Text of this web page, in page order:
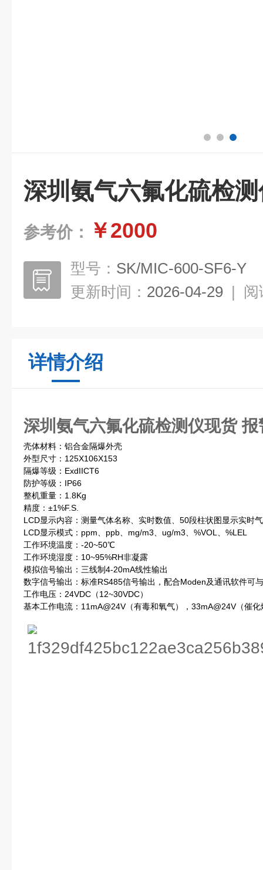
深圳氨气六氟化硫检
参考价： ￥2000
型号： SK/MIC-600-SF6-Y
更新时间： 2026-04-29 | 阅
详情介绍
深圳氨气六氟化硫检测仪现货 报
壳体材料：铝合金隔爆外壳
外型尺寸：125X106X153
隔爆等级：ExdIICT6
防护等级：IP66
整机重量：1.8Kg
精度：±1%F.S.
LCD显示内容：测量气体名称、实时数值、50段柱状图显示实时
LCD显示模式：ppm、ppb、mg/m3、ug/m3、%VOL、%LEL
工作环境温度：-20~50℃
工作环境湿度：10~95%RH非凝露
模拟信号输出：三线制4-20mA线性输出
数字信号输出：标准RS485信号输出，配合Moden及通讯软件可
工作电压：24VDC（12~30VDC）
基本工作电流：11mA@24V（有毒和氧气），33mA@24V（催